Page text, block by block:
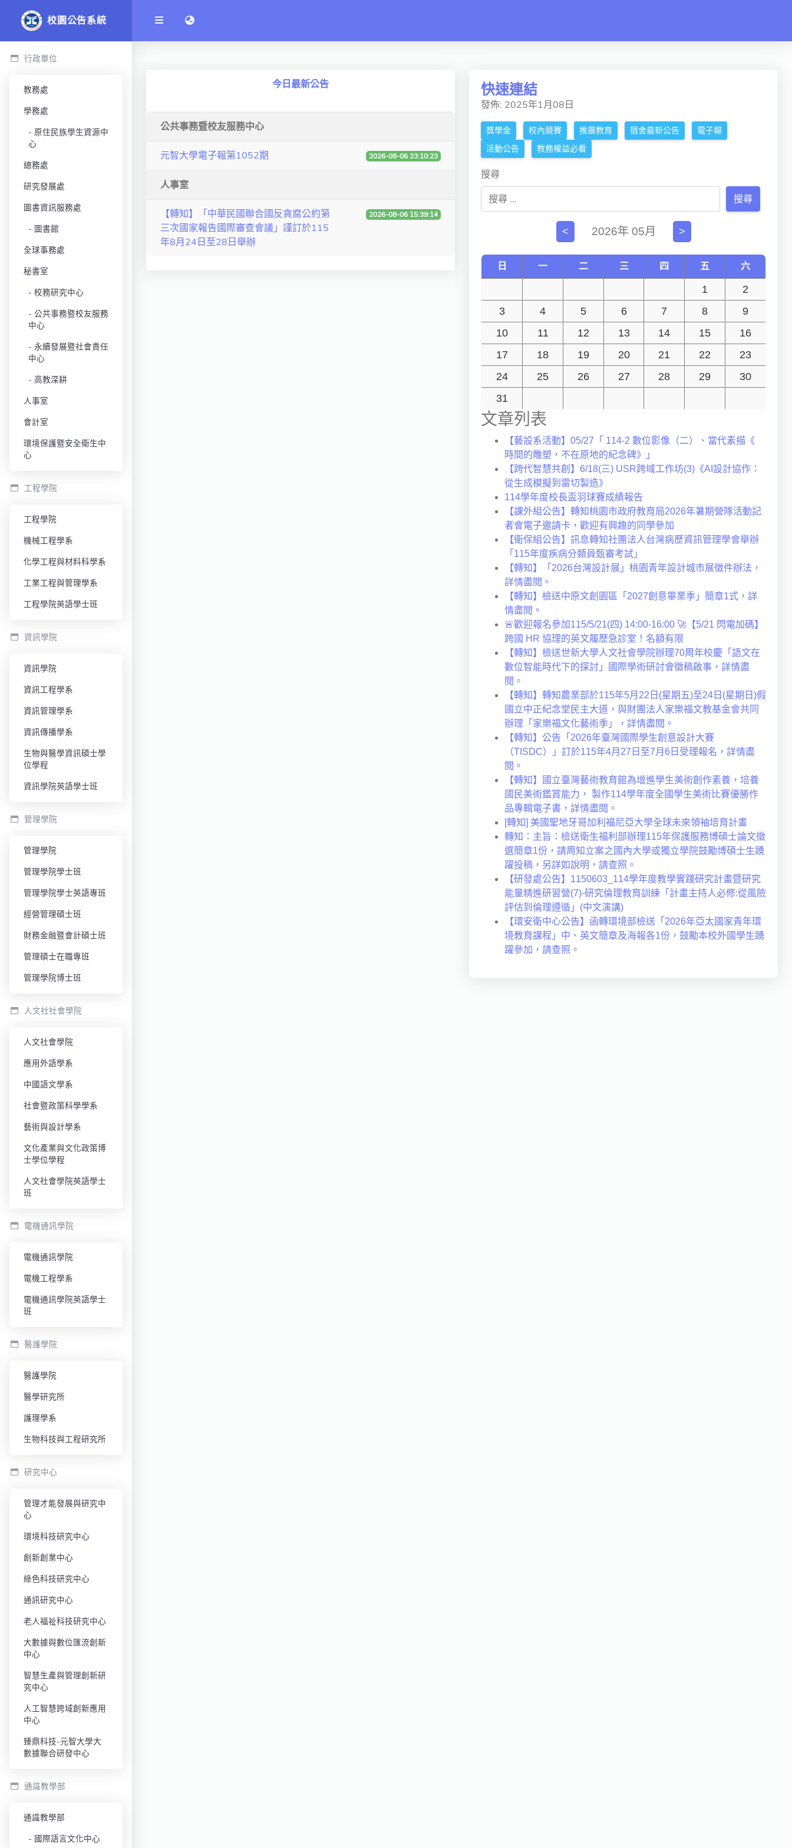
校園公告系統
行政單位
教務處
學務處
原住民族學生資源中
心
總務處
研究發展處
圖書資訊服務處
圖書館
全球事務處
秘書室
校務研究中心
公共事務暨校友服務
中心
永續發展暨社會責任
中心
高教深耕
人事室
會計室
環境保護暨安全衛生中
心
工程學院
工程學院
機械工程學系
化學工程與材料科學系
工業工程與管理學系
工程學院英語學士班
資訊學院
資訊學院
資訊工程學系
資訊管理學系
資訊傳播學系
生物與醫學資訊碩士學
位學程
資訊學院英語學士班
管理學院
管理學院
管理學院學士班
管理學院學士英語專班
經營管理碩士班
財務金融暨會計碩士班
管理碩士在職專班
管理學院博士班
人文社社會學院
人文社會學院
應用外語學系
中國語文學系
社會暨政策科學學系
藝術與設計學系
文化產業與文化政策博
士學位學程
人文社會學院英語學士
班
電機通訊學院
電機通訊學院
電機工程學系
電機通訊學院英語學士
班
醫護學院
醫護學院
醫學研究所
護理學系
生物科技與工程研究所
研究中心
管理才能發展與研究中
心
環境科技研究中心
創新創業中心
綠色科技研究中心
通訊研究中心
老人福祉科技研究中心
大數據與數位匯流創新
中心
智慧生產與管理創新研
究中心
人工智慧跨域創新應用
中心
臻鼎科技-元智大學大
數據聯合研發中心
通識教學部
通識教學部
國際語言文化中心
語言切換 language switch
今日最新公告
公共事務暨校友服務中心
元智大學電子報第1052期 2026-08-06 23:10:23
人事室
【轉知】「中華民國聯合國反貪腐公約第
三次國家報告國際審查會議」謹訂於115
年8月24日至28日舉辦
2026-08-06 15:39:14
快速連結
發佈: 2025年1月08日
獎學金 校內競賽 推廣教育 宿舍最新公告
電子報
活動公告
教務權益必看
搜尋
搜尋
< 2026年 05月 >
日 一 二 三 四 五 六
1
2
3
4 5 6 7 8
9
10
11 12 13 14 15
16
17
18 19 20 21 22
23
24
25 26 27 28 29
30
31
文章列表
【藝設系活動】05/27「 114-2 數位影像（二）、當代素描《
時間的雕塑，不在原地的紀念碑》」
【跨代智慧共創】6/18(三) USR跨域工作坊(3)《AI設計協作：
從生成模擬到雷切製造》
114學年度校長盃羽球賽成績報告
【課外組公告】轉知桃園市政府教育局2026年暑期營隊活動記
者會電子邀請卡，歡迎有興趣的同學參加
【衛保組公告】訊息轉知社團法人台灣病歷資訊管理學會舉辦
「115年度疾病分類員甄審考試」
【轉知】「2026台灣設計展」桃園青年設計城市展徵件辦法，
詳情盡閱。
【轉知】檢送中原文創園區「2027創意畢業季」簡章1式，詳
情盡閱。
🚨歡迎報名參加115/5/21(四) 14:00-16:00 🚀【5/21 閃電加碼】
跨國 HR 協理的英文履歷急診室！名額有限
【轉知】檢送世新大學人文社會學院辦理70周年校慶「語文在
數位智能時代下的探討」國際學術研討會徵稿啟事，詳情盡
閱。
【轉知】轉知農業部於115年5月22日(星期五)至24日(星期日)假
國立中正紀念堂民主大道，與財團法人家樂福文教基金會共同
辦理「家樂福文化藝術季」，詳情盡閱。
【轉知】公告「2026年臺灣國際學生創意設計大賽
（TISDC）」訂於115年4月27日至7月6日受理報名，詳情盡
閱。
【轉知】國立臺灣藝術教育館為增進學生美術創作素養，培養
國民美術鑑賞能力， 製作114學年度全國學生美術比賽優勝作
品專輯電子書，詳情盡閱。
[轉知] 美國聖地牙哥加利福尼亞大學全球未來領袖培育計畫
轉知：主旨：檢送衛生福利部辦理115年保護服務博碩士論文徵
選簡章1份，請周知立案之國內大學或獨立學院鼓勵博碩士生踴
躍投稿，另詳如說明，請查照。
【研發處公告】1150603_114學年度教學實踐研究計畫暨研究
能量精進研習營(7)-研究倫理教育訓練「計畫主持人必修:從風險
評估到倫理遵循」(中文演講)
【環安衛中心公告】函轉環境部檢送「2026年亞太國家青年環
境教育課程」中、英文簡章及海報各1份，鼓勵本校外國學生踴
躍參加，請查照。